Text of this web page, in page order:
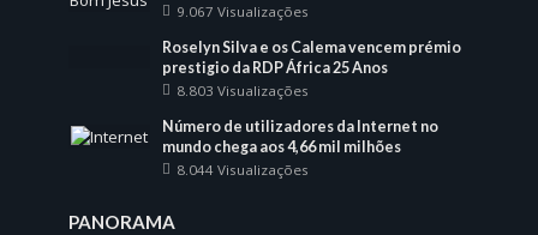
9.067 Visualizações
Roselyn Silva e os Calema vencem prémio
prestigio da RDP África 25 Anos
8.803 Visualizações
Número de utilizadores da Internet no
mundo chega aos 4,66 mil milhões
8.044 Visualizações
PANORAMA